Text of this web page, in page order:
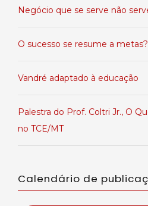
Negócio que se serve não
O sucesso se resume a metas?
Vandré adaptado à educação
Palestra do Prof. Coltri Jr., O
no TCE/MT
Calendário de